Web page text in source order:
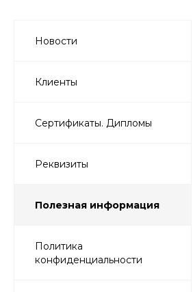
Новости
Клиенты
Сертификаты. Дипломы
Реквизиты
Полезная информация
Политика
конфиденциальности